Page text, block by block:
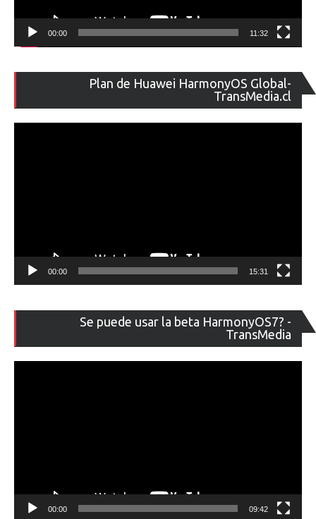
00:00 11:32
Plan de Huawei HarmonyOS Global-
TransMedia.cl
de
00:00 15:31
Se puede usar la beta HarmonyOS7? -
TransMedia
de
00:00 09:42